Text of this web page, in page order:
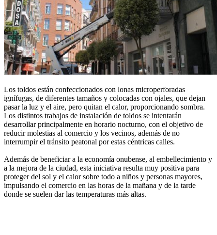
Los toldos están confeccionados con lonas microperforadas
ignífugas, de diferentes tamaños y colocadas con ojales, que dejan
pasar la luz y el aire, pero quitan el calor, proporcionando sombra.
Los distintos trabajos de instalación de toldos se intentarán
desarrollar principalmente en horario nocturno, con el objetivo de
reducir molestias al comercio y los vecinos, además de no
interrumpir el tránsito peatonal por estas céntricas calles.
Además de beneficiar a la economía onubense, al embellecimiento y
a la mejora de la ciudad, esta iniciativa resulta muy positiva para
proteger del sol y el calor sobre todo a niños y personas mayores,
impulsando el comercio en las horas de la mañana y de la tarde
donde se suelen dar las temperaturas más altas.